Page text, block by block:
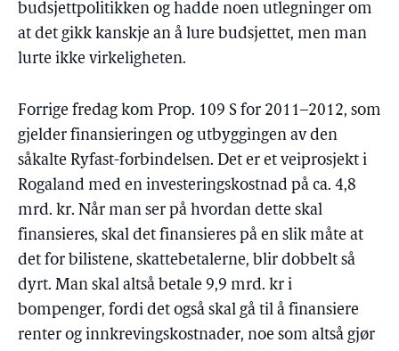
budsjettpolitikken og hadde noen utlegninger om
at det gikk kanskje an å lure budsjettet, men man
lurte ikke virkeligheten.
Forrige fredag kom Prop. 109 S for 2011–2012, som
gjelder finansieringen og utbyggingen av den
såkalte Ryfast-forbindelsen. Det er et veiprosjekt i
Rogaland med en investeringskostnad på ca. 4,8
mrd. kr. Når man ser på hvordan dette skal
finansieres, skal det finansieres på en slik måte at
det for bilistene, skattebetalerne, blir dobbelt så
dyrt. Man skal altså betale 9,9 mrd. kr i
bompenger, fordi det også skal gå til å finansiere
renter og innkrevingskostnader, noe som altså gjør